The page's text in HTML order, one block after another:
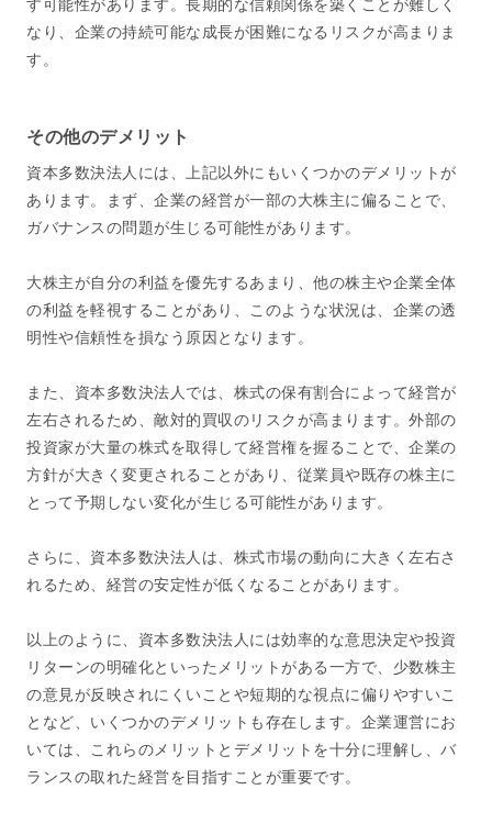
す可能性があります。長期的な信頼関係を築くことが難しく
なり、企業の持続可能な成長が困難になるリスクが高まりま
す。
その他のデメリット
資本多数決法人には、上記以外にもいくつかのデメリットが
あります。まず、企業の経営が一部の大株主に偏ることで、
ガバナンスの問題が生じる可能性があります。
大株主が自分の利益を優先するあまり、他の株主や企業全体
の利益を軽視することがあり、このような状況は、企業の透
明性や信頼性を損なう原因となります。
また、資本多数決法人では、株式の保有割合によって経営が
左右されるため、敵対的買収のリスクが高まります。外部の
投資家が大量の株式を取得して経営権を握ることで、企業の
方針が大きく変更されることがあり、従業員や既存の株主に
とって予期しない変化が生じる可能性があります。
さらに、資本多数決法人は、株式市場の動向に大きく左右さ
れるため、経営の安定性が低くなることがあります。
以上のように、資本多数決法人には効率的な意思決定や投資
リターンの明確化といったメリットがある一方で、少数株主
の意見が反映されにくいことや短期的な視点に偏りやすいこ
となど、いくつかのデメリットも存在します。企業運営にお
いては、これらのメリットとデメリットを十分に理解し、バ
ランスの取れた経営を目指すことが重要です。